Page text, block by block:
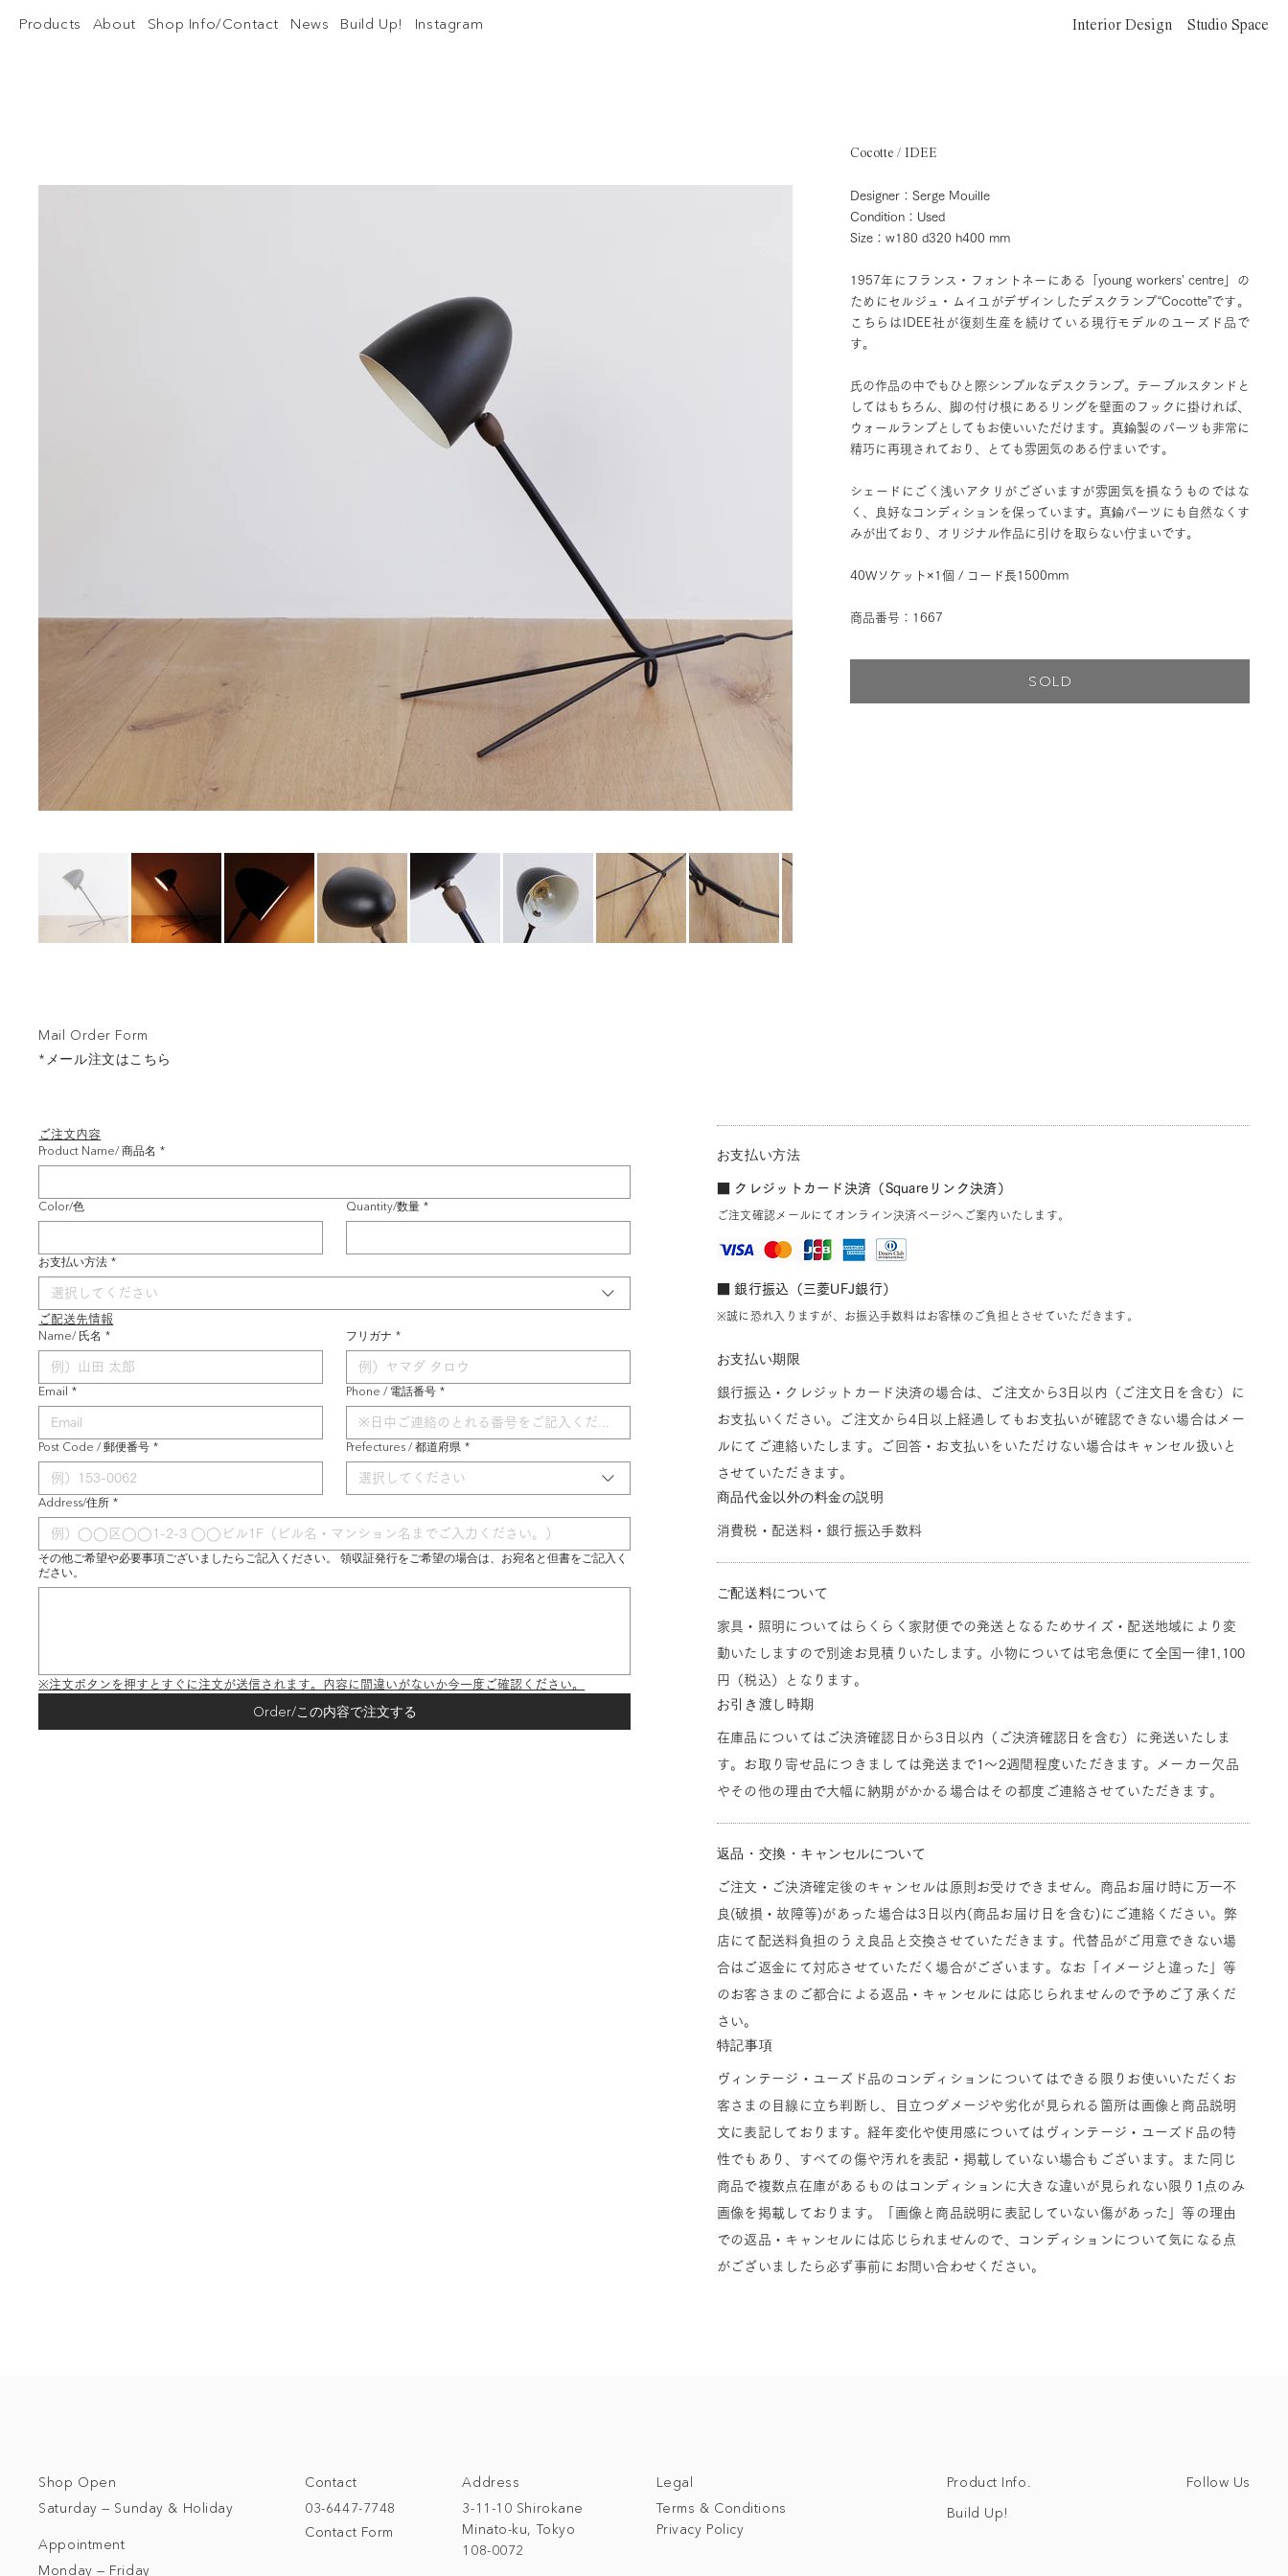
Interior Design Studio Space
Products About Shop Info/Contact News Build Up! Instagram
ご注文内容
Product Name/ 商品名 *
Color/色 Quantity/数量 *
お支払い方法 *
選択してください
ご配送先情報
Name/ 氏名 * フリガナ *
Email * Phone / 電話番号 *
Post Code / 郵便番号 * Prefectures / 都道府県 *
選択してください
Address/住所 *
その他ご希望や必要事項ございましたらご記入ください。 領収証発行をご希望の場合は、お宛名と但書をご記入く
ださい。
※注文ボタンを押すとすぐに注文が送信されます。内容に間違いがないか今一度ご確認ください。
Order/この内容で注文する
お支払い方法
■ クレジットカード決済（Squareリンク決済）
ご注文確認メールにてオンライン決済ページへご案内いたします。
■ 銀行振込（三菱UFJ銀行）
※誠に恐れ入りますが、お振込手数料はお客様のご負担とさせていただきます。
お支払い期限
銀行振込・クレジットカード決済の場合は、ご注文から3日以内（ご注文日を含む）に
お支払いください。ご注文から4日以上経過してもお支払いが確認できない場合はメー
ルにてご連絡いたします。ご回答・お支払いをいただけない場合はキャンセル扱いと
させていただきます。
商品代金以外の料金の説明
消費税・配送料・銀行振込手数料
ご配送料について
家具・照明についてはらくらく家財便での発送となるためサイズ・配送地域により変
動いたしますので別途お見積りいたします。小物については宅急便にて全国一律1,100
円（税込）となります。
お引き渡し時期
在庫品についてはご決済確認日から3日以内（ご決済確認日を含む）に発送いたしま
す。お取り寄せ品につきましては発送まで1～2週間程度いただきます。メーカー欠品
やその他の理由で大幅に納期がかかる場合はその都度ご連絡させていただきます。
返品・交換・キャンセルについて
ご注文・ご決済確定後のキャンセルは原則お受けできません。商品お届け時に万一不
良(破損・故障等)があった場合は3日以内(商品お届け日を含む)にご連絡ください。弊
店にて配送料負担のうえ良品と交換させていただきます。代替品がご用意できない場
合はご返金にて対応させていただく場合がございます。なお「イメージと違った」等
のお客さまのご都合による返品・キャンセルには応じられませんので予めご了承くだ
さい。
特記事項
ヴィンテージ・ユーズド品のコンディションについてはできる限りお使いいただくお
客さまの目線に立ち判断し、目立つダメージや劣化が見られる箇所は画像と商品説明
文に表記しております。経年変化や使用感についてはヴィンテージ・ユーズド品の特
性でもあり、すべての傷や汚れを表記・掲載していない場合もございます。また同じ
商品で複数点在庫があるものはコンディションに大きな違いが見られない限り1点のみ
画像を掲載しております。「画像と商品説明に表記していない傷があった」等の理由
での返品・キャンセルには応じられませんので、コンディションについて気になる点
がございましたら必ず事前にお問い合わせください。
Mail Order Form
*メール注文はこちら
Cocotte / IDEE
Designer：Serge Mouille
Condition：Used
Size：w180 d320 h400 mm
1957年にフランス・フォントネーにある「young workers' centre」の
ためにセルジュ・ムイユがデザインしたデスクランプ“Cocotte”です。
こちらはIDEE社が復刻生産を続けている現行モデルのユーズド品で
す。
氏の作品の中でもひと際シンプルなデスクランプ。テーブルスタンドと
してはもちろん、脚の付け根にあるリングを壁面のフックに掛ければ、
ウォールランプとしてもお使いいただけます。真鍮製のパーツも非常に
精巧に再現されており、とても雰囲気のある佇まいです。
シェードにごく浅いアタリがございますが雰囲気を損なうものではな
く、良好なコンディションを保っています。真鍮パーツにも自然なくす
みが出ており、オリジナル作品に引けを取らない佇まいです。
40Wソケット×1個 / コード長1500mm
商品番号：1667
SOLD
Address
3-11-10 Shirokane
Minato-ku, Tokyo
108-0072
Contact
03-6447-7748
Contact Form
Shop Open
Saturday — Sunday & Holiday
Appointment
Monday — Friday
Legal
Terms & Conditions
Privacy Policy
Product Info.
Build Up!
Follow Us